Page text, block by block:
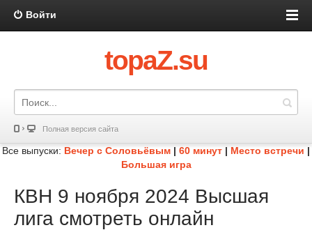
Войти
topaZ.su
Полная версия сайта
Все выпуски: Вечер с Соловьёвым | 60 минут | Место встречи |
Большая игра
КВН 9 ноября 2024 Высшая
лига смотреть онлайн